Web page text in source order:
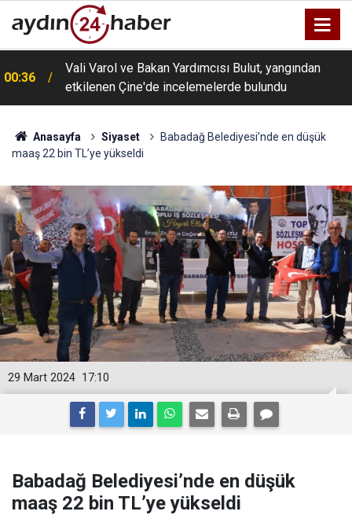
00:36
Vali Varol ve Bakan Yardımcısı Bulut, yangından
etkilenen Çine'de incelemelerde bulundu
Anasayfa Siyaset
Babadağ Belediyesi’nde en düşük
maaş 22 bin TL’ye yükseldi
17:10
29 Mart 2024
Babadağ Belediyesi’nde en düşük
maaş 22 bin TL’ye yükseldi